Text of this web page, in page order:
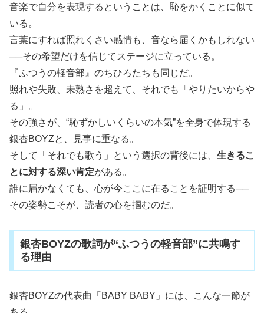
音楽で自分を表現するということは、恥をかくことに似て
いる。
言葉にすれば照れくさい感情も、音なら届くかもしれない
──その希望だけを信じてステージに立っている。
『ふつうの軽音部』のちひろたちも同じだ。
照れや失敗、未熟さを超えて、それでも「やりたいからや
る」。
その強さが、“恥ずかしいくらいの本気”を全身で体現する
銀杏BOYZと、見事に重なる。
そして「それでも歌う」という選択の背後には、 生きるこ
とに対する深い肯定がある。
誰に届かなくても、心が今ここに在ることを証明する──
その姿勢こそが、読者の心を掴むのだ。
銀杏BOYZの歌詞が“ふつうの軽音部”に共鳴す
る理由
銀杏BOYZの代表曲「BABY BABY」には、こんな一節が